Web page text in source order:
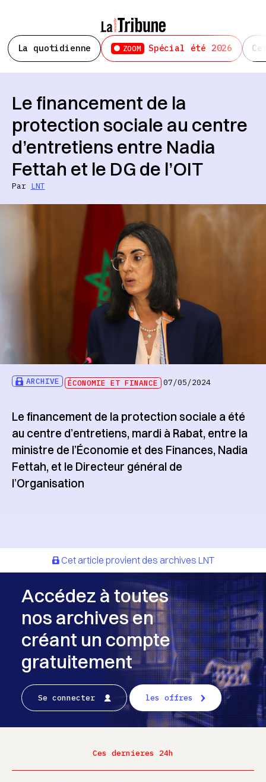
La quotidienne ZOOM Spécial été 2026
ARCHIVE ÉCONOMIE ET FINANCE 07/05/2024
Le financement de la
protection sociale au centre
d’entretiens entre Nadia
Fettah et le DG de l’OIT
Par LNT
Le financement de la protection sociale a été
au centre d’entretiens, mardi à Rabat, entre la
ministre de l’Économie et des Finances, Nadia
Fettah, et le Directeur général de
l’Organisation
Cet article provient des archives LNT
Accédez à toutes
nos archives en
créant un compte
gratuitement
Se connecter les offres
Ces dernieres 24h